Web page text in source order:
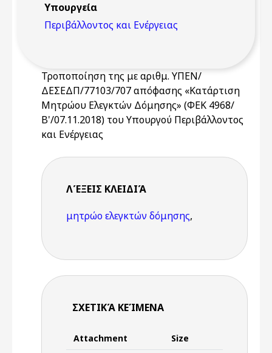
Υπουργεία
Περιβάλλοντος και Ενέργειας
Τροποποίηση της με αριθμ. ΥΠΕΝ/
ΔΕΣΕΔΠ/77103/707 απόφασης «Κατάρτιση
Μητρώου Ελεγκτών Δόμησης» (ΦΕΚ 4968/
Β'/07.11.2018) του Υπουργού Περιβάλλοντος
και Ενέργειας
ΛΈΞΕΙΣ KΛΕΙΔΙΆ
μητρώο ελεγκτών δόμησης,
ΣΧΕΤΙΚΆ ΚΕΊΜΕΝΑ
Attachment Size